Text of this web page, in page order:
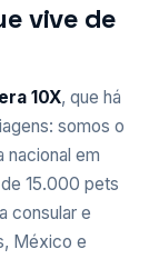
vive de
10X, que há
somos o
nacional em
15.000 pets
consular e
México e